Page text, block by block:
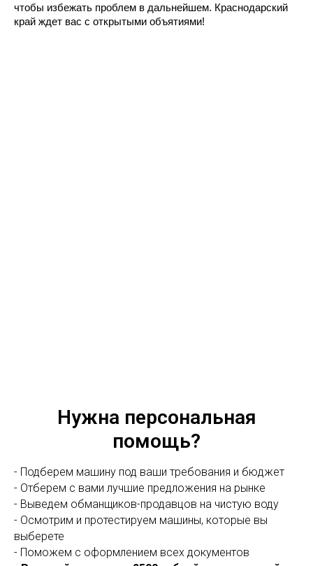
чтобы избежать проблем в дальнейшем. Краснодарский
край ждет вас с открытыми объятиями!
Нужна персональная
помощь?
- Подберем машину под ваши требования и бюджет
- Отберем с вами лучшие предложения на рынке
- Выведем обманщиков-продавцов на чистую воду
- Осмотрим и протестируем машины, которые вы
выберете
- Поможем с оформлением всех документов